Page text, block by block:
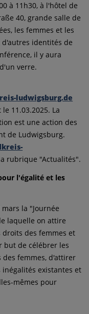
à 11h30, à l'hôtel de
40, grande salle de
les femmes et les
identités de
il y aura
verre.
ludwigsburg.de
11.03.2025. La
est une action des
de Ludwigsburg.
rubrique "Actualités".
l'égalité et les
la "Journée
laquelle on attire
des femmes et
but de célébrer les
femmes, d'attirer
existantes et
mêmes pour